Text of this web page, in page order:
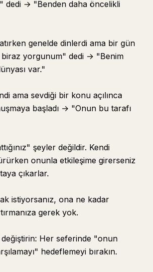
dedi → "Benden daha öncelikli
genelde dinlerdi ama bir gün
yorgunum" dedi → "Benim
var."
ama sevdiği bir konu açılınca
başladı → "Onun bu tarafı
şeyler değildir. Kendi
onunla etkileşime girerseniz
çıkarlar.
istiyorsanız, ona ne kadar
gerek yok.
Her seferinde "onun
hedeflemeyi bırakın.